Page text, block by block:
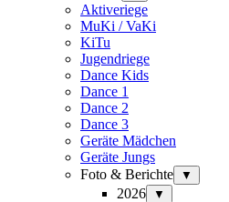
Aktiveriege
MuKi / VaKi
KiTu
Jugendriege
Dance Kids
Dance 1
Dance 2
Dance 3
Geräte Mädchen
Geräte Jungs
Foto & Berichte
▼
2026 ▼